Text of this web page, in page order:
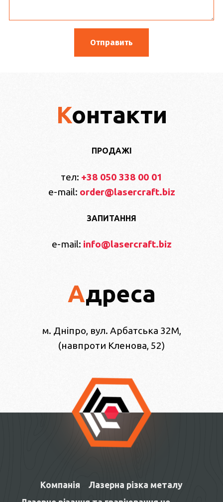
Контакти
ПРОДАЖІ
тел: +38 050 338 00 01
e-mail: order@lasercraft.biz
ЗАПИТАННЯ
e-mail: info@lasercraft.biz
Адреса
м. Дніпро, вул. Арбатська 32М,
(навпроти Кленова, 52)
Компанія
Лазерна різка металу